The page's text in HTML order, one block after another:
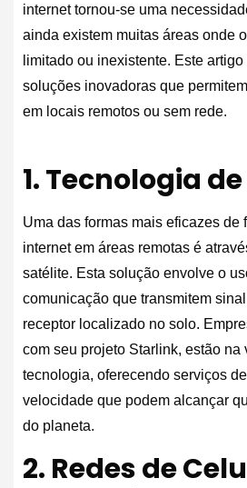
internet tornou-se uma
ainda existem muitas áreas onde
limitado ou inexistente. Este
soluções inovadoras que
em locais remotos ou sem rede.
1. Tecnologia
Uma das formas mais eficazes de
internet em áreas remotas é
satélite. Esta solução envolve o
comunicação que transmitem
receptor localizado no solo.
com seu projeto Starlink, estão na
tecnologia, oferecendo serviços
velocidade que podem alcançar
do planeta.
2. Redes de